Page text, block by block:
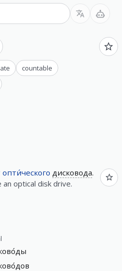
countable
опти́ческого дисковода.
optical disk drive.